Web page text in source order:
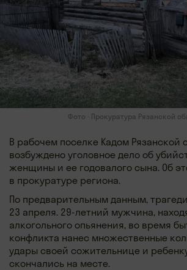
Фото · Прокуратура Рязанской
В рабочем поселке Кадом Рязанской
возбуждено уголовное дело об
женщины и ее годовалого сына. Об
в прокуратуре региона.
По предварительным данным,
23 апреля. 29-летний мужчина,
алкогольного опьянения, во время
конфликта нанес множественные
удары своей сожительнице и
скончались на месте.